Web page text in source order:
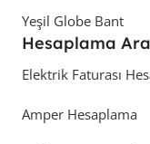
Yeşil Globe Bant
Hesaplama
Elektrik Faturası
Amper Hesaplama